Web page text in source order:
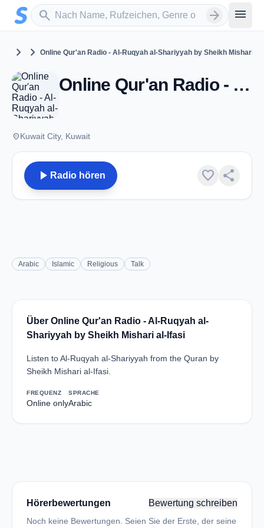
Zum Hauptinhalt springen
search
Sender suchen arrow_forward menu
Kuwait
chevron_right Kuwait City
chevron_right Online Qur'an Radio - Al-Ruqyah al-Shariyyah by Sheikh Mishari
Online Qur'an Radio - Al-Ruqyah al-Shariyyah by Sheikh Mishari al-Ifasi - Kuwait City
placeKuwait City, Kuwait
play_arrow Radio hören favorite share
Arabic Islamic Religious Talk
Über Online Qur'an Radio - Al-Ruqyah al-
Shariyyah by Sheikh Mishari al-Ifasi
Listen to Al-Ruqyah al-Shariyyah from the Quran by
Sheikh Mishari al-Ifasi.
FREQUENZ
Online only
SPRACHE
Arabic
Hörerbewertungen Bewertung schreiben
Noch keine Bewertungen. Seien Sie der Erste, der seine